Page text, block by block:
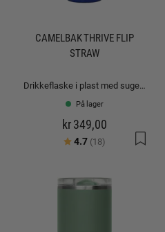
CAMELBAK THRIVE FLIP
STRAW
Drikkeflaske i plast med sugerør: 1.0L
På lager
kr 349,00
Karakter:
4.7 (18) av 5 mulige